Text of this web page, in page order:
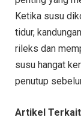
Ketika susu
tidur,
rileks dan
susu hangat
penutup
Artikel